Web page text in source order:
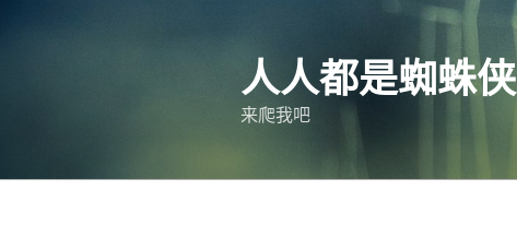
人人都是蜘蛛侠
来爬我吧